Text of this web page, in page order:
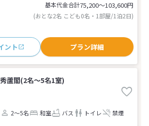
基本代金合計75,200〜103,600円
(おとな2名 こども0名・1部屋/1泊2日)
ント プラン詳細
秀蘆閣(2名～5名1室)
2～5名 和室 バス トイレ 禁煙